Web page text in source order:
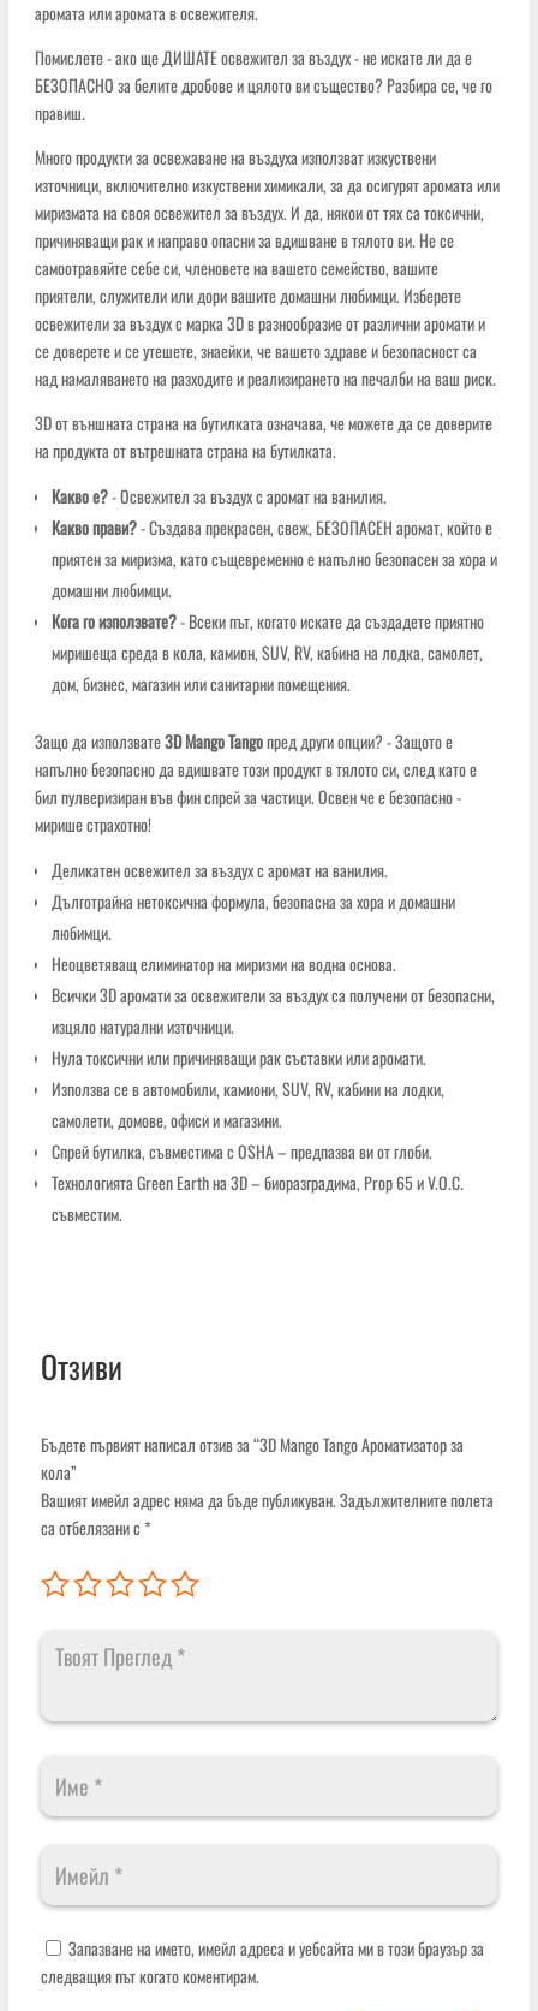
аромата или аромата в освежителя.
Помислете - ако ще ДИШАТЕ освежител за въздух - не искате ли да е
БЕЗОПАСНО за белите дробове и цялото ви същество? Разбира се, че го
правиш.
Много продукти за освежаване на въздуха използват изкуствени
източници, включително изкуствени химикали, за да осигурят аромата или
миризмата на своя освежител за въздух. И да, някои от тях са токсични,
причиняващи рак и направо опасни за вдишване в тялото ви. Не се
самоотравяйте себе си, членовете на вашето семейство, вашите
приятели, служители или дори вашите домашни любимци. Изберете
освежители за въздух с марка 3D в разнообразие от различни аромати и
се доверете и се утешете, знаейки, че вашето здраве и безопасност са
над намаляването на разходите и реализирането на печалби на ваш риск.
3D от външната страна на бутилката означава, че можете да се доверите
на продукта от вътрешната страна на бутилката.
Какво е?- Освежител за въздух с аромат на ванилия.
Какво прави?- Създава прекрасен, свеж, БЕЗОПАСЕН аромат, който е
приятен за миризма, като същевременно е напълно безопасен за хора и
домашни любимци.
Кога го използвате?- Всеки път, когато искате да създадете приятно
миришеща среда в кола, камион, SUV, RV, кабина на лодка, самолет,
дом, бизнес, магазин или санитарни помещения.
Защо да използвате3D Mango Tangoпред други опции? - Защото е
напълно безопасно да вдишвате този продукт в тялото си, след като е
бил пулверизиран във фин спрей за частици. Освен че е безопасно -
мирише страхотно!
Деликатен освежител за въздух с аромат на ванилия.
Дълготрайна нетоксична формула, безопасна за хора и домашни
любимци.
Неоцветяващ елиминатор на миризми на водна основа.
Всички 3D аромати за освежители за въздух са получени от безопасни,
изцяло натурални източници.
Нула токсични или причиняващи рак съставки или аромати.
Използва се в автомобили, камиони, SUV, RV, кабини на лодки,
самолети, домове, офиси и магазини.
Спрей бутилка, съвместима с OSHA – предпазва ви от глоби.
Технологията Green Earth на 3D – биоразградима, Prop 65 и V.O.C.
съвместим.
Отзиви
Бъдете първият написал отзив за “3D Mango Tango Ароматизатор за
кола”
Вашият имейл адрес няма да бъде публикуван.Задължителните полета
са отбелязани с*
Запазване на името, имейл адреса и уебсайта ми в този браузър за
следващия път когато коментирам.